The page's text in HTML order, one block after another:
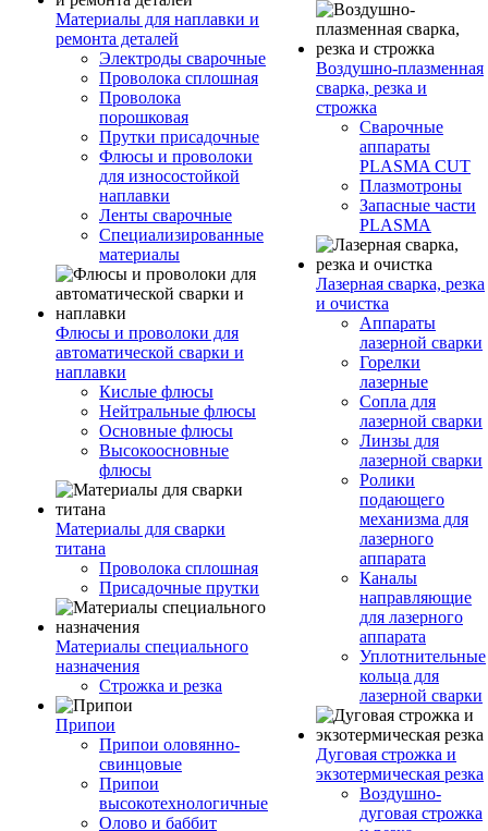
Материалы для наплавки и
ремонта деталей
Электроды сварочные
Проволока сплошная
Проволока
порошковая
Прутки присадочные
Флюсы и проволоки
для износостойкой
наплавки
Ленты сварочные
Специализированные
материалы
Флюсы и проволоки для
автоматической сварки и
наплавки
Кислые флюсы
Нейтральные флюсы
Основные флюсы
Высокоосновные
флюсы
Материалы для сварки
титана
Проволока сплошная
Присадочные прутки
Материалы специального
назначения
Строжка и резка
Припои
Припои оловянно-
свинцовые
Припои
высокотехнологичные
Олово и баббит
Воздушно-плазменная
сварка, резка и
строжка
Сварочные
аппараты
PLASMA CUT
Плазмотроны
Запасные части
PLASMA
Лазерная сварка, резка
и очистка
Аппараты
лазерной сварки
Горелки
лазерные
Сопла для
лазерной сварки
Линзы для
лазерной сварки
Ролики
подающего
механизма для
лазерного
аппарата
Каналы
направляющие
для лазерного
аппарата
Уплотнительные
кольца для
лазерной сварки
Дуговая строжка и
экзотермическая резка
Воздушно-
дуговая строжка